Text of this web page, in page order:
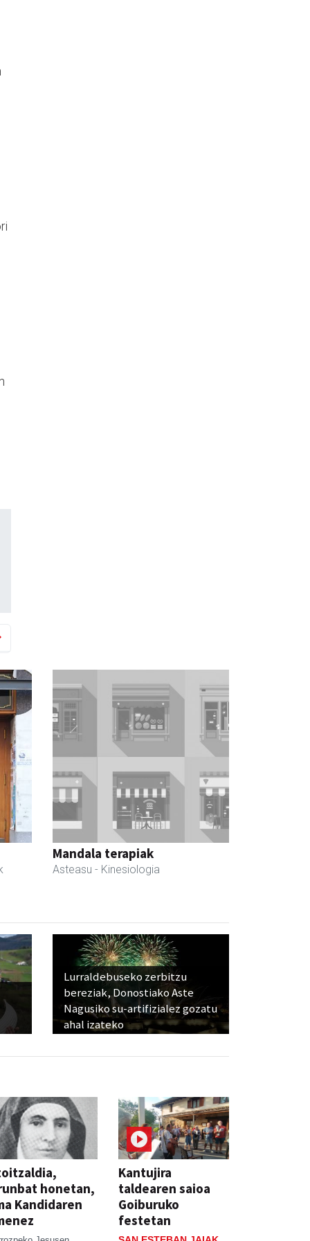
Mandala terapiak
Asteasu - Kinesiologia
Lurraldebuseko zerbitzu
bereziak, Donostiako Aste
Nagusiko su-artifizialez gozatu
ahal izateko
honetan,
Kandidaren
Kantujira
taldearen saioa
Goiburuko
festetan